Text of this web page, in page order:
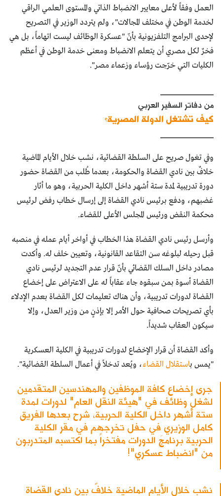
العمل وفقاً لأعلى معايير الانضباط الذاتي والمستوى العلمي الراقي
لخدمة الوطن في مختلف المجالات"، ولم يتردد الوزير في التصريح
لإحدى البرامج التلفزيونية بأنّ "عسكرة الوظائف ليست اتهاماً، بل هي
فخرٌ لكل مصري أن يتعلم الانضباط ومعنى خدمة الوطن في أعظم
الكليات التي خرّجت رؤساء وزعماء مصر".
من دفاتر السفير العربي
كيف تشتغل الدولة المصرية؟
وفي تغول صريح على السلطة القضائية، نشب خلال الأيام الماضية
خلافٌ بين نادي القضاة والحكومة، بعدما طُلب من القضاة حضور
دورة تدريبية لمدة ستة أشهر داخل الكلية الحربية، وهو ما أثار
غضبهم، ودفع برئيس نادي القضاة إلى إرسال خطاب رفض لرئيس
محكمة النقض ورئيس المجلس الأعلى للقضاء.
وأرسل رئيس نادي القضاة هذا الخطاب في أواخر أيام عمله في منصبه
قبل رحيله لبلوغه سن التقاعد القانونية، وتعيين خلف له. وأكدت
مصادر داخل السلك القضائي بأنّ قرار عدم التجديد لرئيس نادي
القضاة أسوة بمن سبقوه جاء عقاباً له على الاعتراض على إخضاع
القضاة لدورات تدريبية، وأن هناك تعليمات لكل القضاة بعدم الإدلاء
بأي تصريحات صحافية حول الأمر إلا بإذنٍ من وزير العدل، وإلا
سيكون العقاب شديداً.
وأكد القضاة أن قرار الإخضاع لدورات تدريبية في الكلية العسكرية
"يمس باستقلال القضاء، ويُعد تدخلاً في أعمال السلطة القضائية".
جرى إخضاع كافة الموظفين والمهندسين المتقدمين
لشغل وظائف في "هيئة النقل العام" لدورات لمدة
ستة أشهر داخل الكلية الحربية، شرح بعدها الفريق
كامل الوزيري في حفل تخرجهم في مقر الكلية
الحربية برنامجَ الدورات مفتخراً بما اكتسبه المتدربون
من "انضباط عسكري"!
نشب خلال الأيام الماضية خلافٌ بين نادي القضاة